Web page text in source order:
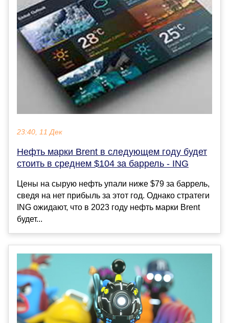
23:40, 11 Дек
Нефть марки Brent в следующем году будет
стоить в среднем $104 за баррель - ING
Цены на сырую нефть упали ниже $79 за баррель,
сведя на нет прибыль за этот год. Однако стратеги
ING ожидают, что в 2023 году нефть марки Brent
будет...